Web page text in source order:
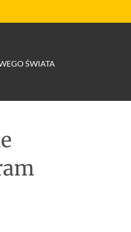
ŚWIATA